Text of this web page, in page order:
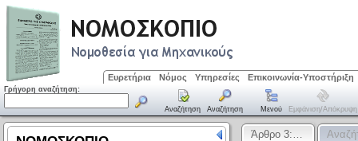
Ευρετήρια Νόμος Υπηρεσίες Επικοινωνία-Υποστήριξη
Γρήγορη αναζήτηση:
Αναζήτηση Αναζήτηση Μενού Εμφάνιση/απόκρυψη
Άρθρο 3:…